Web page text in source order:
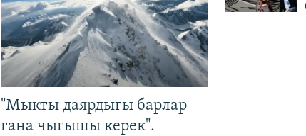
"Мыкты даярдыгы барлар
гана чыгышы керек".